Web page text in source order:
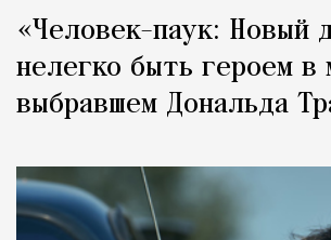
«Человек-паук: Новый
нелегко быть героем в
выбравшем Дональда